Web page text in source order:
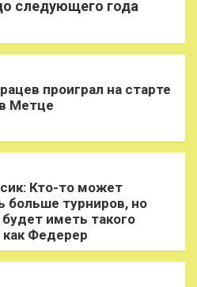
следующего года
проиграл на старте
Метце
Кто-то может
больше турниров, но
будет иметь такого
как Федерер